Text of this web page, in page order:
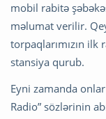
mobil rabitə
məlumat verilir.
torpaqlarımızın ilk
stansiya qurub.
Eyni zamanda
Radio” sözlərinin